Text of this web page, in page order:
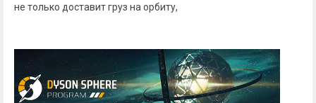
не только доставит груз на орбиту,